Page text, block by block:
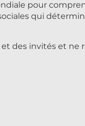
pour
qui
des invités et ne